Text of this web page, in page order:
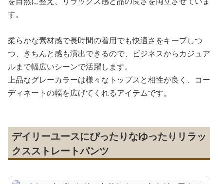
す。
柔らかな素材感で長時間の着用でも快適さをキープしつ
つ、きちんと感も演出できるので、ビジネスからカジュア
ルまで幅広いシーンで活躍します。
上品なグレーカラーは様々なトップスと相性が良く、コー
ディネートの幅を広げてくれるアイテムです。
デイリーユースにぴったりなゆったりリラッ
クスストレートパンツ